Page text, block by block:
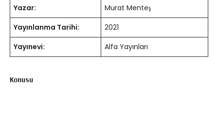
Yazar:
Murat Menteş
Yayınlanma Tarihi:
2021
Yayınevi:
Alfa Yayınları
Konusu